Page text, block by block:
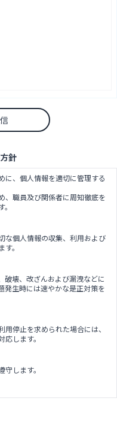
針
に、個人情報を適切に管理する
、職員及び関係者に周知徹底を
な個人情報の収集、利用および
。
破壊、改ざんおよび漏洩などに
発生時には速やかな是正対策を
停止を求められた場合には、
します。
します。
の教育・研修を徹底し、内部規